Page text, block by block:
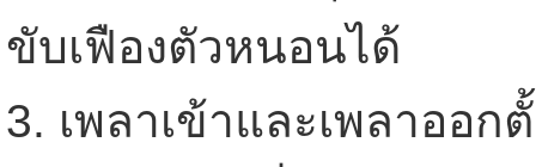
ขับเฟืองตัวหนอนได้
3. เพลาเข้าและเพลาออ